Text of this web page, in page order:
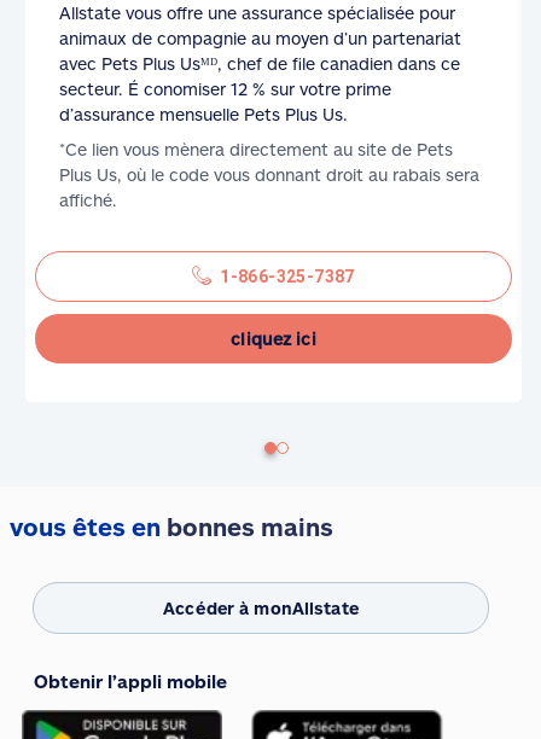
Allstate vous offre une assurance spécialisée pour
animaux de compagnie au moyen d’un partenariat
avec Pets Plus Usᴹᴰ, chef de file canadien dans ce
secteur. É conomiser 12 % sur votre prime
d’assurance mensuelle Pets Plus Us.
*Ce lien vous mènera directement au site de Pets
Plus Us, où le code vous donnant droit au rabais sera
affiché.
1-866-325-7387
cliquez ici
vous êtes en bonnes mains
Accéder à monAllstate
Obtenir l’appli mobile